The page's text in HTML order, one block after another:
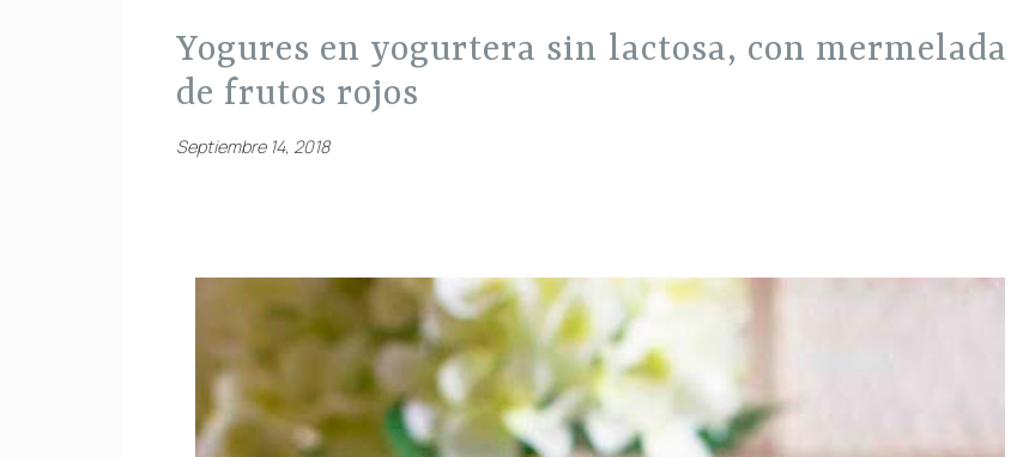
yogures en yogurtera sin lactosa, con mermelada
de frutos rojos
Septiembre 14, 2018